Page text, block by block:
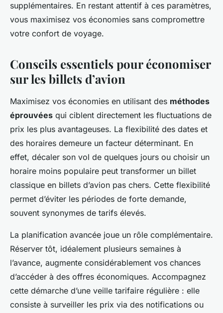
supplémentaires. En restant attentif à ces paramètres,
vous maximisez vos économies sans compromettre
votre confort de voyage.
Conseils essentiels pour économiser
sur les billets d’avion
Maximisez vos économies en utilisant des méthodes
éprouvées qui ciblent directement les fluctuations de
prix les plus avantageuses. La flexibilité des dates et
des horaires demeure un facteur déterminant. En
effet, décaler son vol de quelques jours ou choisir un
horaire moins populaire peut transformer un billet
classique en billets d’avion pas chers. Cette flexibilité
permet d’éviter les périodes de forte demande,
souvent synonymes de tarifs élevés.
La planification avancée joue un rôle complémentaire.
Réserver tôt, idéalement plusieurs semaines à
l’avance, augmente considérablement vos chances
d’accéder à des offres économiques. Accompagnez
cette démarche d’une veille tarifaire régulière : elle
consiste à surveiller les prix via des notifications ou